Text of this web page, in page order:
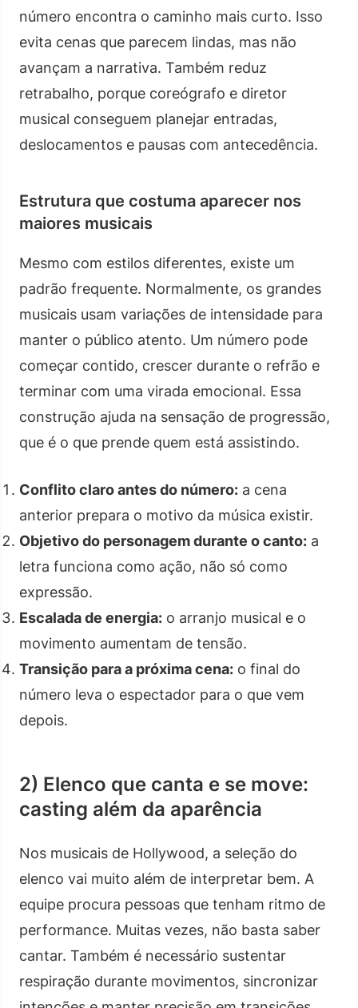
número encontra o caminho mais curto. Isso
evita cenas que parecem lindas, mas não
avançam a narrativa. Também reduz
retrabalho, porque coreógrafo e diretor
musical conseguem planejar entradas,
deslocamentos e pausas com antecedência.
Estrutura que costuma aparecer nos
maiores musicais
Mesmo com estilos diferentes, existe um
padrão frequente. Normalmente, os grandes
musicais usam variações de intensidade para
manter o público atento. Um número pode
começar contido, crescer durante o refrão e
terminar com uma virada emocional. Essa
construção ajuda na sensação de progressão,
que é o que prende quem está assistindo.
Conflito claro antes do número: a cena
anterior prepara o motivo da música existir.
Objetivo do personagem durante o canto: a
letra funciona como ação, não só como
expressão.
Escalada de energia: o arranjo musical e o
movimento aumentam de tensão.
Transição para a próxima cena: o final do
número leva o espectador para o que vem
depois.
2) Elenco que canta e se move:
casting além da aparência
Nos musicais de Hollywood, a seleção do
elenco vai muito além de interpretar bem. A
equipe procura pessoas que tenham ritmo de
performance. Muitas vezes, não basta saber
cantar. Também é necessário sustentar
respiração durante movimentos, sincronizar